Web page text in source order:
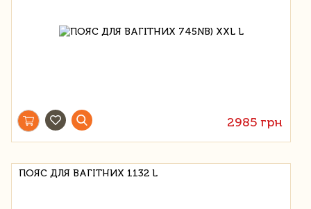
2985 грн
ПОЯС ДЛЯ ВАГІТНИХ 1132 L